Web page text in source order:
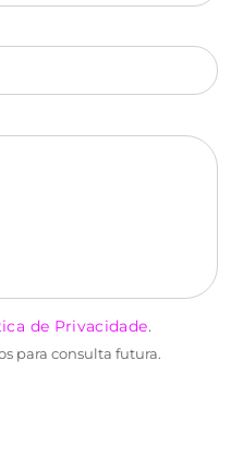
de Privacidade.
para consulta futura.